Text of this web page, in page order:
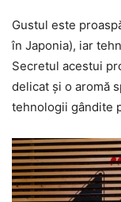
Gustul este
în Japonia), iar
Secretul acestui
delicat și o aromă
tehnologii gândite